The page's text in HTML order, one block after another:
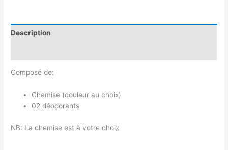
Description
Composé de:
Chemise (couleur au choix)
02 déodorants
NB: La chemise est à votre choix